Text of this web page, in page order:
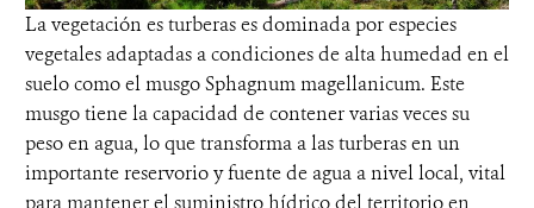
La vegetación es turberas es dominada por especies
vegetales adaptadas a condiciones de alta humedad en el
suelo como el musgo Sphagnum magellanicum. Este
musgo tiene la capacidad de contener varias veces su
peso en agua, lo que transforma a las turberas en un
importante reservorio y fuente de agua a nivel local, vital